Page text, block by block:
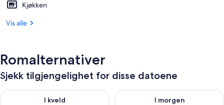
Kjøkken
Vis alle
Romalternativer
Sjekk tilgjengelighet for disse datoene
I kveld
Sjekk tilgjengelighet for i kveld, aug. 6 - aug. 7
I morgen
Sjekk tilgjengelighet for i